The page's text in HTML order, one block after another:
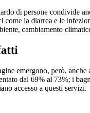
di persone condivide
come la diarrea e le
cambiamento
emergono, però, anche
dal 69% al 73%; i
accesso a questi servizi.